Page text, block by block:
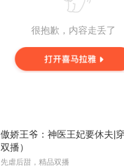
很抱歉，内容走丢了
傲娇王爷：神医王妃要休夫|
双播）
先虐后甜，精品双播